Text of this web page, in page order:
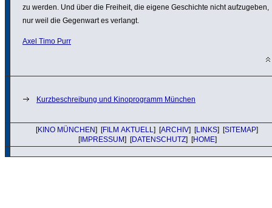
zu werden. Und über die Freiheit, die eigene Geschichte nicht aufzu­geben,
nur weil die Gegenwart es verlangt.
Axel Timo Purr
Kurzbeschreibung und Kinoprogramm München
[KINO MÜNCHEN] [FILM AKTUELL] [ARCHIV] [LINKS] [SITEMAP]
[IMPRESSUM] [DATENSCHUTZ] [HOME]